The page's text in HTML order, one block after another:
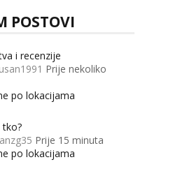
POSTOVI
i recenzije
Prije nekoliko
po lokacijama
tko?
Prije 15 minuta
po lokacijama